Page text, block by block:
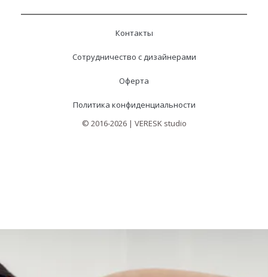
Контакты
Сотрудничество с дизайнерами
Оферта
Политика конфиденциальности
© 2016-2026 | VERESK studio